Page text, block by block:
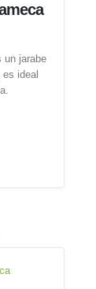
un jarabe
ideal